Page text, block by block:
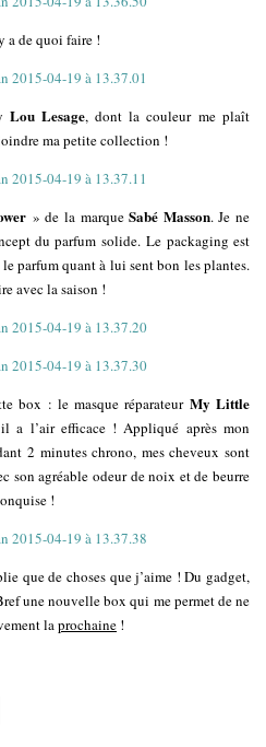
a de quoi faire !
Lou Lesage, dont la couleur me plaît
ma petite collection !
» de la marqueSabé Masson. Je ne
du parfum solide. Le packaging est
parfum quant à lui sent bon les plantes.
avec la saison !
box : le masque réparateur My Little
a l’air efficace ! Appliqué après mon
2 minutes chrono, mes cheveux sont
son agréable odeur de noix et de beurre
!
que de choses que j’aime ! Du gadget,
une nouvelle box qui me permet de ne
laprochaine !